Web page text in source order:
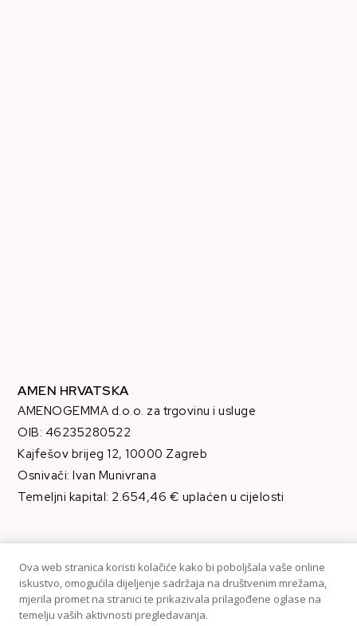
AMEN HRVATSKA
AMENOGEMMA d.o.o. za trgovinu i usluge
OIB: 46235280522
Kajfešov brijeg 12, 10000 Zagreb
Osnivači: Ivan Munivrana
Temeljni kapital: 2.654,46 € uplaćen u cijelosti
Ova web stranica koristi kolačiće kako bi poboljšala vaše online
iskustvo, omogućila dijeljenje sadržaja na društvenim mrežama,
mjerila promet na stranici te prikazivala prilagođene oglase na
temelju vaših aktivnosti pregledavanja.